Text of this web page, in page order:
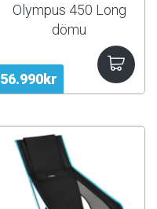
56.990kr
Olympus 450 Long
dömu